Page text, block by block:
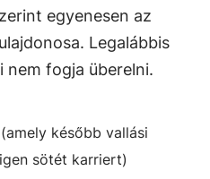
egyenesen az
Legalábbis
nem fogja überelni.
később vallási
sötét karriert)